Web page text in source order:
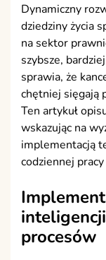
Dynamiczny
dziedziny życia
na sektor
szybsze,
sprawia, że
chętniej sięgają
Ten artykuł
wskazując na
implementacją
codziennej
procesów